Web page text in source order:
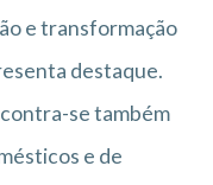
e transformação
destaque.
se também
e de